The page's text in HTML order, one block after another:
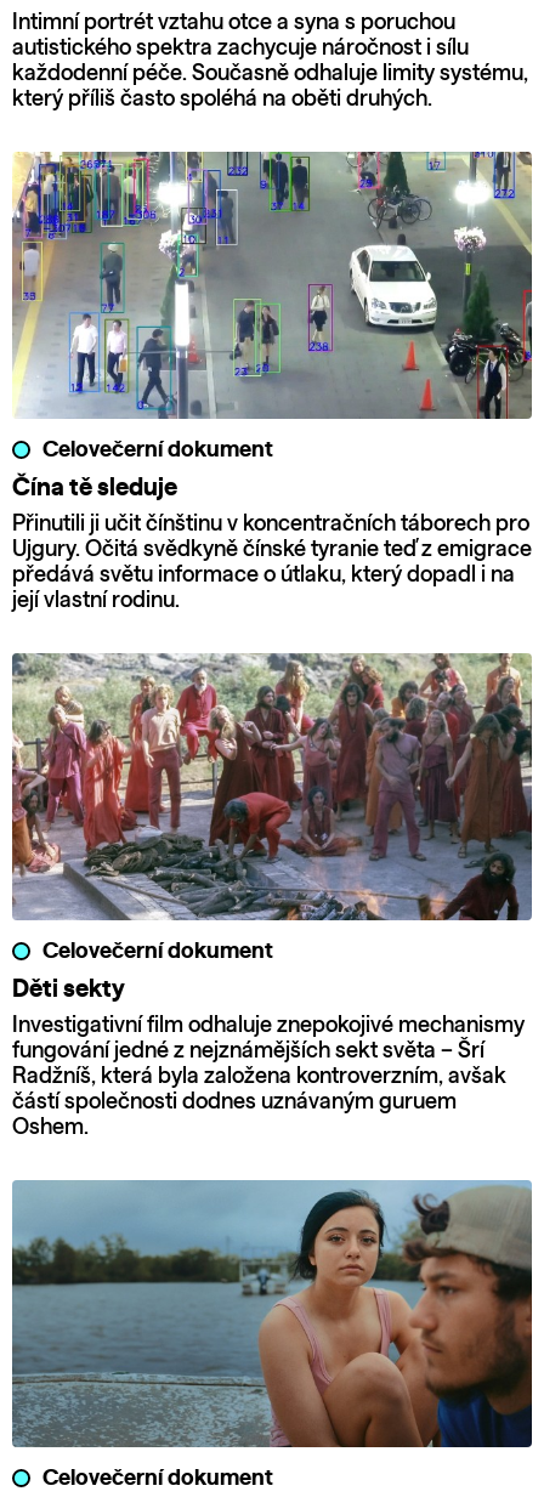
Intimní portrét vztahu otce a syna s poruchou
autistického spektra zachycuje náročnost i sílu
každodenní péče. Současně odhaluje limity systému,
který příliš často spoléhá na oběti druhých.
Celovečerní dokument
Čína tě sleduje
Přinutili ji učit čínštinu v koncentračních táborech pro
Ujgury. Očitá svědkyně čínské tyranie teď z emigrace
předává světu informace o útlaku, který dopadl i na
její vlastní rodinu.
Celovečerní dokument
Děti sekty
Investigativní film odhaluje znepokojivé mechanismy
fungování jedné z nejznámějších sekt světa – Šrí
Radžníš, která byla založena kontroverzním, avšak
částí společnosti dodnes uznávaným guruem
Oshem.
Celovečerní dokument